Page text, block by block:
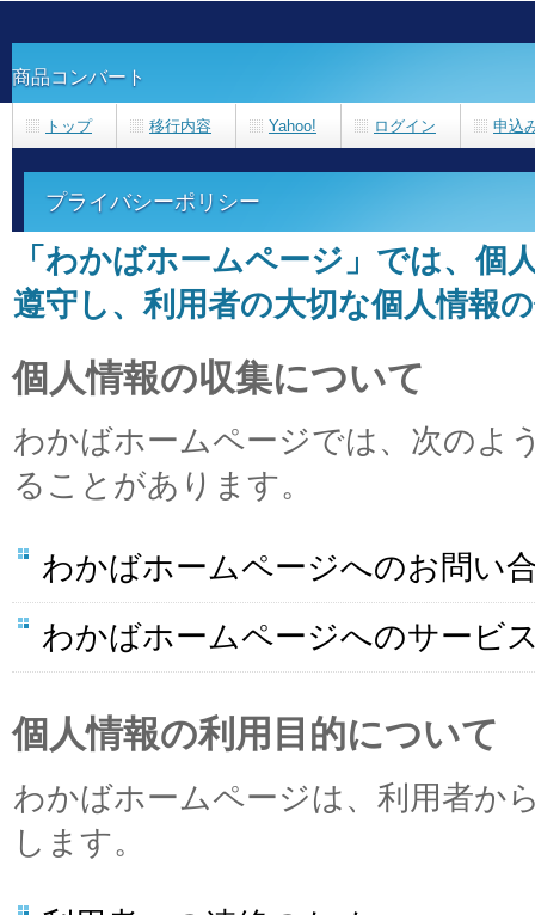
商品コンバート
トップ 移行内容 Yahoo! ログイン 申込
プライバシーポリシー
「わかばホームページ」では、
遵守し、利用者の大切な個人情報
個人情報の収集について
わかばホームページでは、次のよ
ることがあります。
わかばホームページへのお問い
わかばホームページへのサービ
個人情報の利用目的について
わかばホームページは、利用者か
します。